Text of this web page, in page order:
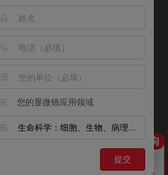
Aldevron Link
您的显微镜应用领域
生命科学：细胞、生物、病理、神经等
提交